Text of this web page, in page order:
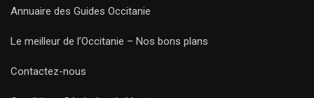
Annuaire des Guides Occitanie
Le meilleur de l’Occitanie – Nos bons plans
Contactez-nous